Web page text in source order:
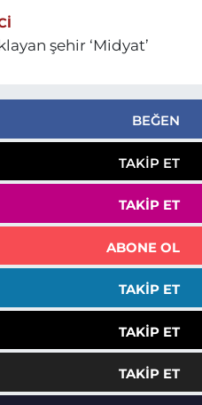
şehir ‘Midyat’
BEĞEN
TAKIP ET
TAKIP ET
ABONE OL
TAKIP ET
TAKIP ET
TAKIP ET